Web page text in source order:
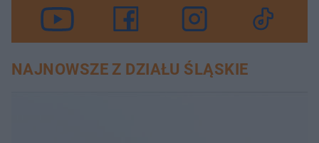
NAJNOWSZE Z DZIAŁU ŚLĄSKIE